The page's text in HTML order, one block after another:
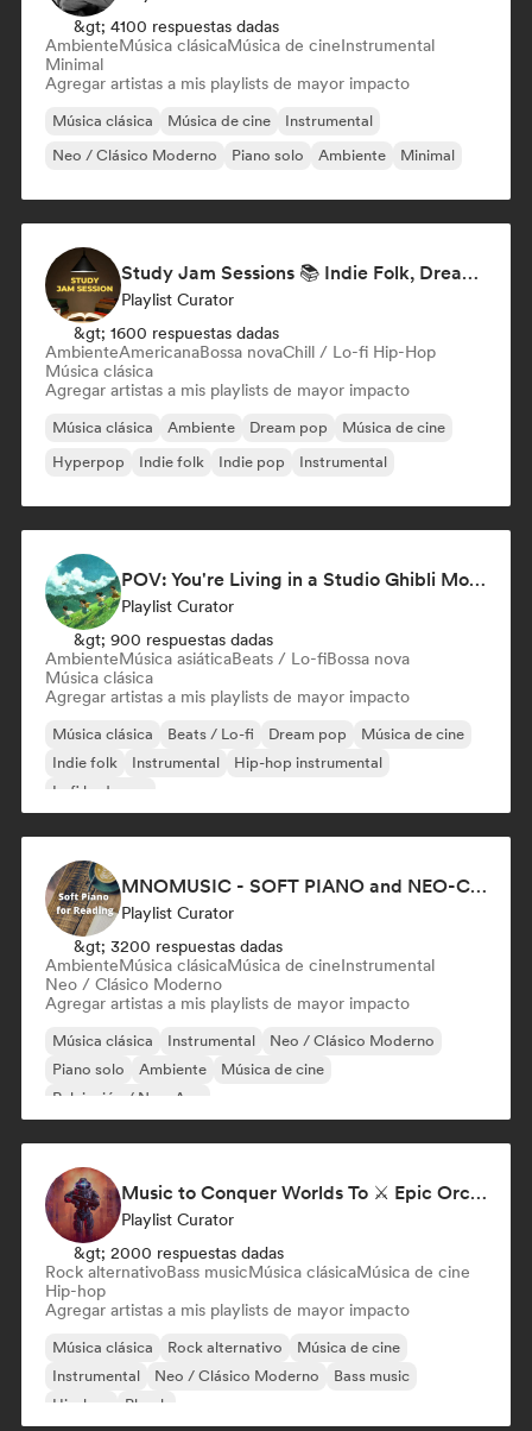
&gt; 4100 respuestas dadas
AmbienteMúsica clásicaMúsica de cineInstrumental
Minimal
Agregar artistas a mis playlists de mayor impacto
Música clásica Música de cine
Instrumental
Neo / Clásico Moderno
Piano solo Ambiente Minimal
Study Jam Sessions 📚 Indie Folk, Dream Pop & Singer-Songwriter
Playlist Curator
&gt; 1600 respuestas dadas
AmbienteAmericanaBossa novaChill / Lo-fi Hip-Hop
Música clásica
Agregar artistas a mis playlists de mayor impacto
Música clásica Ambiente Dream pop
Música de cine
Hyperpop
Indie folk Indie pop Instrumental
POV: You're Living in a Studio Ghibli Movie 🌱 Neo-Classical Piano & Dream Pop
Playlist Curator
&gt; 900 respuestas dadas
AmbienteMúsica asiáticaBeats / Lo-fiBossa nova
Música clásica
Agregar artistas a mis playlists de mayor impacto
Música clásica Beats / Lo-fi Dream pop
Música de cine
Indie folk
Instrumental
Hip-hop instrumental
Lofi bedroom
MNOMUSIC - SOFT PIANO and NEO-CLASSICAL
Playlist Curator
&gt; 3200 respuestas dadas
AmbienteMúsica clásicaMúsica de cineInstrumental
Neo / Clásico Moderno
Agregar artistas a mis playlists de mayor impacto
Música clásica Instrumental
Neo / Clásico Moderno
Piano solo
Ambiente
Música de cine
Relajación / New Age
Music to Conquer Worlds To ⚔️ Epic Orchestral, Cinematic & Trailer Music
Playlist Curator
&gt; 2000 respuestas dadas
Rock alternativoBass musicMúsica clásicaMúsica de cine
Hip-hop
Agregar artistas a mis playlists de mayor impacto
Música clásica Rock alternativo
Música de cine
Instrumental
Neo / Clásico Moderno
Bass music
Hip-hop
Phonk